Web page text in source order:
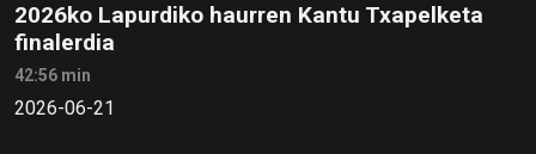
2026ko Lapurdiko haurren Kantu Txapelketa
finalerdia
42:56 min
2026-06-21